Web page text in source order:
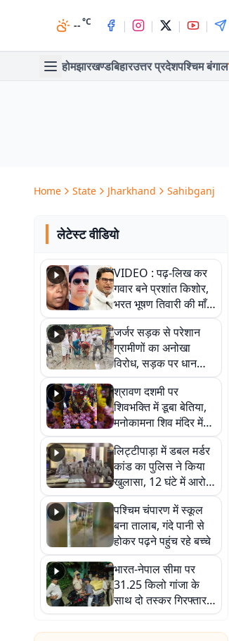
--°C | | | |
होमझारखण्डबिहारउत्तर प्रदेशपश्चिम बंगाल
Home State Jharkhand Sahibganj
लेटेस्ट वीडियो
VIDEO : पढ़-लिख कर
गवार बने प्रशांत किशोर,
भरत भूषण तिवारी की माँ ने
कहा नहीं थी उम्मीद, बेटा
था तो किसी को बोलने की
नहीं थी हिम्मत
जर्जर सड़क से परेशान
ग्रामीणों का अनोखा
विरोध, सड़क पर धान
रोपकर और खाद डालकर
जताया आक्रोश
श्रावण दशमी पर
शिवभक्ति में डूबा बेतिया,
मनोकामना शिव मंदिर में
हुआ भव्य श्रृंगार
लिट्टीपाड़ा में डबल मर्डर
कांड का पुलिस ने किया
खुलासा, 12 घंटे में आरोपी
गिरफ्तार
पश्चिम चंपारण में स्कूल
बना तालाब, गंदे पानी से
होकर पढ़ने पहुंच रहे बच्चे
भारत-नेपाल सीमा पर
31.25 किलो गांजा के
साथ दो तस्कर गिरफ्तार,
नेपाली नंबर की बाइक
जब्त